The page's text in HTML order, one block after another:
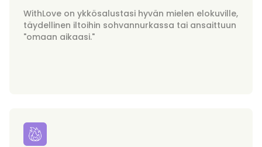
WithLove on ykkösalustasi hyvän mielen elokuville,
täydellinen iltoihin sohvannurkassa tai ansaittuun
"omaan aikaasi."